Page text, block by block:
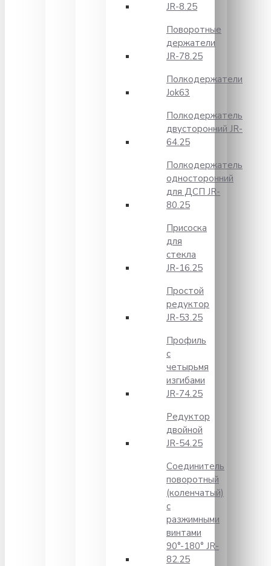
JR-8.25
Поворотные
держатели
JR-78.25
Полкодержатели
Jok63
Полкодержатель
двусторонний JR-
64.25
Полкодержатель
односторонний
для ДСП JR-
80.25
Присоска
для
стекла
JR-16.25
Простой
редуктор
JR-53.25
Профиль
с
четырьмя
изгибами
JR-74.25
Редуктор
двойной
JR-54.25
Соединитель
поворотный
(коленчатый)
с
разжимными
винтами
90°-180° JR-
82.25